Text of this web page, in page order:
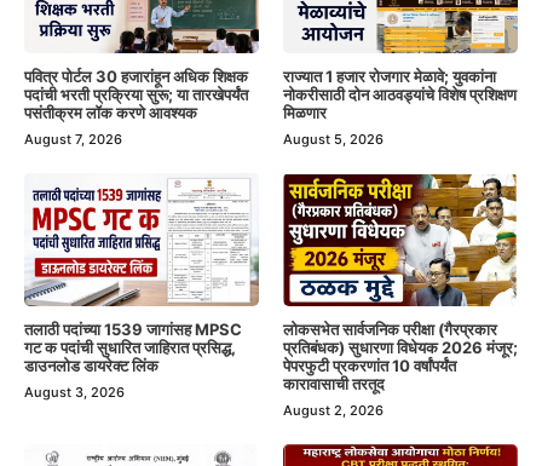
पवित्र पोर्टल 30 हजारांहून अधिक शिक्षक
पदांची भरती प्रक्रिया सुरू; या तारखेपर्यंत
पसंतीक्रम लॉक करणे आवश्यक
August 7, 2026
राज्यात 1 हजार रोजगार मेळावे; युवकांना
नोकरीसाठी दोन आठवड्यांचे विशेष प्रशिक्षण
मिळणार
August 5, 2026
तलाठी पदांच्या 1539 जागांसह MPSC
गट क पदांची सुधारित जाहिरात प्रसिद्ध,
डाउनलोड डायरेक्ट लिंक
August 3, 2026
लोकसभेत सार्वजनिक परीक्षा (गैरप्रकार
प्रतिबंधक) सुधारणा विधेयक 2026 मंजूर;
पेपरफुटी प्रकरणांत 10 वर्षांपर्यंत
कारावासाची तरतूद
August 2, 2026